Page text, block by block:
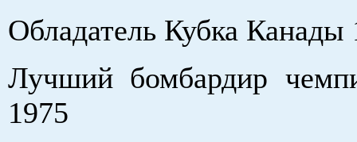
Обладатель Кубка Канады
Лучший бомбардир
1975